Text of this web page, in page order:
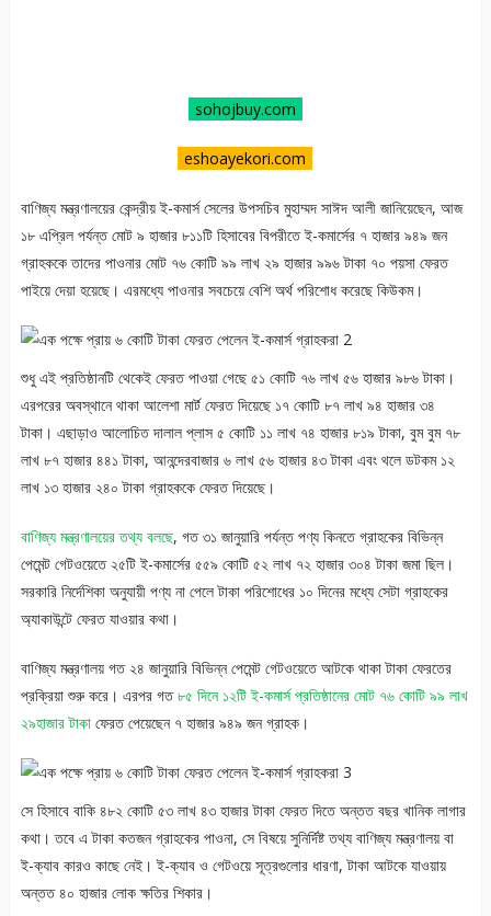
sohojbuy.com
eshoayekori.com
বাণিজ্য মন্ত্রণালয়ের কেন্দ্রীয় ই-কমার্স সেলের উপসচিব মুহাম্মদ সাঈদ আলী জানিয়েছেন, আজ
১৮ এপ্রিল পর্যন্ত মোট ৯ হাজার ৮১১টি হিসাবের বিপরীতে ই-কমার্সের ৭ হাজার ৯৪৯ জন
গ্রাহককে তাদের পাওনার মোট ৭৬ কোটি ৯৯ লাখ ২৯ হাজার ৯৯৬ টাকা ৭০ পয়সা ফেরত
পাইয়ে দেয়া হয়েছে। এরমধ্যে পাওনার সবচেয়ে বেশি অর্থ পরিশোধ করেছে কিউকম।
শুধু এই প্রতিষ্ঠানটি থেকেই ফেরত পাওয়া গেছে ৫১ কোটি ৭৬ লাখ ৫৬ হাজার ৯৮৬ টাকা।
এরপরের অবস্থানে থাকা আলেশা মার্ট ফেরত দিয়েছে ১৭ কোটি ৮৭ লাখ ৯৪ হাজার ৩৪
টাকা। এছাড়াও আলোচিত দালাল প্লাস ৫ কোটি ১১ লাখ ৭৪ হাজার ৮১৯ টাকা, বুম বুম ৭৮
লাখ ৮৭ হাজার ৪৪১ টাকা, আনন্দেরবাজার ৬ লাখ ৫৬ হাজার ৪৩ টাকা এবং থলে ডটকম ১২
লাখ ১৩ হাজার ২৪০ টাকা গ্রাহককে ফেরত দিয়েছে।
বাণিজ্য মন্ত্রণালয়ের তথ্য বলছে, গত ৩১ জানুয়ারি পর্যন্ত পণ্য কিনতে গ্রাহকের বিভিন্ন
পেমেন্ট গেটওয়েতে ২৫টি ই-কমার্সের ৫৫৯ কোটি ৫২ লাখ ৭২ হাজার ৩০৪ টাকা জমা ছিল।
সরকারি নির্দেশিকা অনুযায়ী পণ্য না পেলে টাকা পরিশোধের ১০ দিনের মধ্যে সেটা গ্রাহকের
অ্যাকাউন্টে ফেরত যাওয়ার কথা।
বাণিজ্য মন্ত্রণালয় গত ২৪ জানুয়ারি বিভিন্ন পেমেন্ট গেটওয়েতে আটকে থাকা টাকা ফেরতের
প্রক্রিয়া শুরু করে। এরপর গত৮৫ দিনে ১২টি ই-কমার্স প্রতিষ্ঠানের মোট ৭৬ কোটি ৯৯ লাখ
২৯হাজার টাকাফেরত পেয়েছেন ৭ হাজার ৯৪৯ জন গ্রাহক।
সে হিসাবে বাকি ৪৮২ কোটি ৫৩ লাখ ৪৩ হাজার টাকা ফেরত দিতে অন্তত বছর খানিক লাগার
কথা। তবে এ টাকা কতজন গ্রাহকের পাওনা, সে বিষয়ে সুনির্দিষ্ট তথ্য বাণিজ্য মন্ত্রণালয় বা
ই-ক্যাব কারও কাছে নেই। ই-ক্যাব ও গেটওয়ে সূত্রগুলোর ধারণা, টাকা আটকে যাওয়ায়
অন্তত ৪০ হাজার লোক ক্ষতির শিকার।